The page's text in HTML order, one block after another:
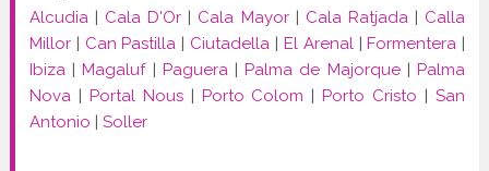
Alcudia| Cala D'Or | Cala Mayor| Cala Ratjada| Calla
Millor| Can Pastilla | Ciutadella | El Arenal|Formentera |
Ibiza|Magaluf| Paguera|Palma de Majorque|Palma
Nova| Portal Nous| Porto Colom |Porto Cristo |San
Antonio | Soller